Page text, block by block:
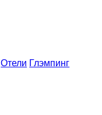
Отели Глэмпинг